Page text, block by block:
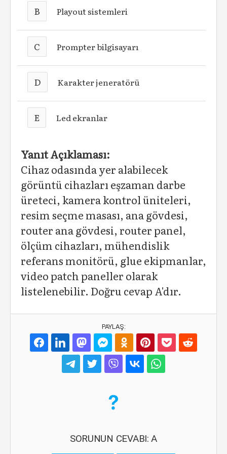
B Playout sistemleri
C Prompter bilgisayarı
D Karakter jeneratörü
E Led ekranlar
Yanıt Açıklaması:
Cihaz odasında yer alabilecek
görüntü cihazları eşzaman darbe
üreteci, kamera kontrol üniteleri,
resim seçme masası, ana gövdesi,
router ana gövdesi, router panel,
ölçüm cihazları, mühendislik
referans monitörü, glue ekipmanlar,
video patch paneller olarak
listelenebilir. Doğru cevap A'dır.
PAYLAŞ:
SORUNUN CEVABI: A